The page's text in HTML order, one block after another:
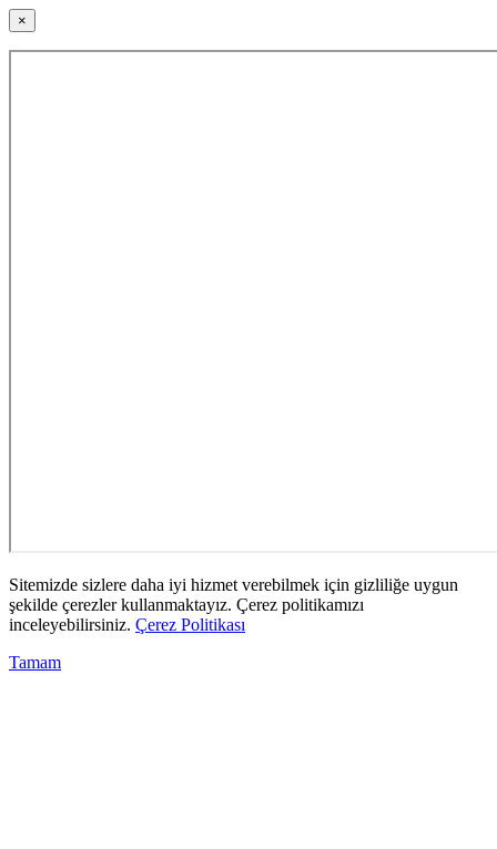
×
Sitemizde sizlere daha iyi hizmet verebilmek için gizliliğe uygun
şekilde çerezler kullanmaktayız. Çerez politikamızı
inceleyebilirsiniz. Çerez Politikası
Tamam